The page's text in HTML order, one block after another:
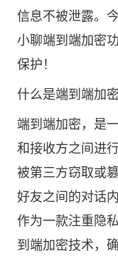
信息不被泄露。
小聊端到端加密
保护！
什么是端到端加密
端到端加密，是
和接收方之间进
被第三方窃取或
好友之间的对话
作为一款注重隐
到端加密技术，